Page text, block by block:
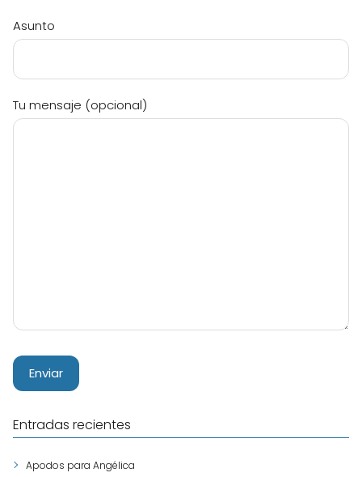
Asunto
Tu mensaje (opcional)
Entradas recientes
Apodos para Angélica